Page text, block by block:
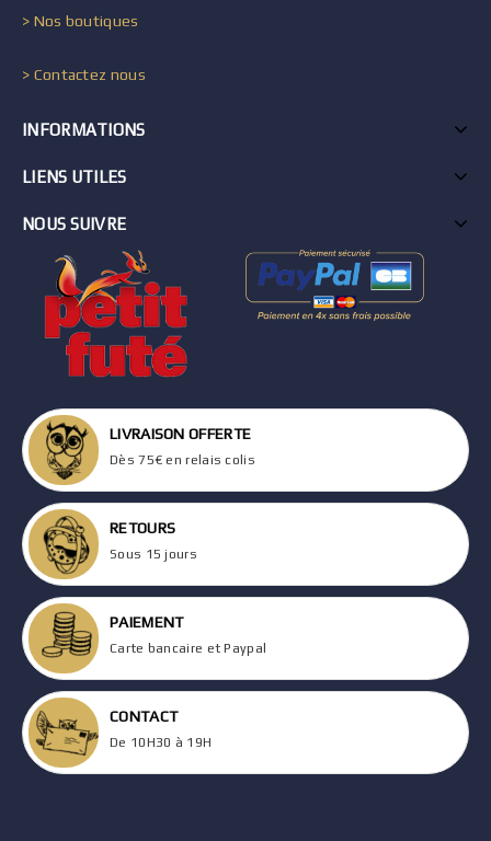
> Nos boutiques
> Contactez nous
INFORMATIONS
LIENS UTILES
NOUS SUIVRE
LIVRAISON OFFERTE
Dès 75€ en relais colis
RETOURS
Sous 15 jours
PAIEMENT
Carte bancaire et Paypal
CONTACT
De 10H30 à 19H